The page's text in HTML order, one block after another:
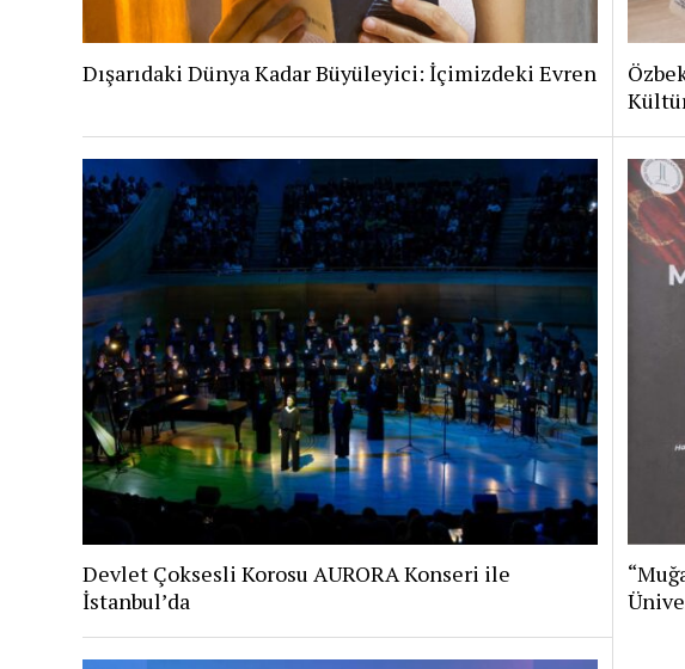
Dışarıdaki Dünya Kadar Büyüleyici: İçimizdeki Evren
Devlet Çoksesli Korosu AURORA Konseri ile
İstanbul’da